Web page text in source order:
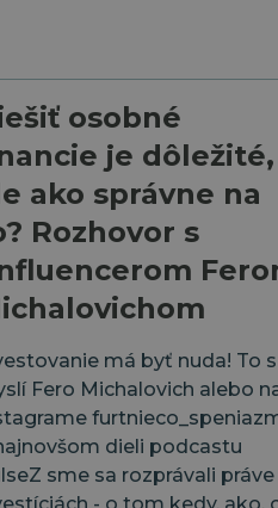
osobné
je dôležité,
ako správne na
Rozhovor s
má byť nuda! To
Fero Michalovich alebo
dieli podcastu
sme sa rozprávali